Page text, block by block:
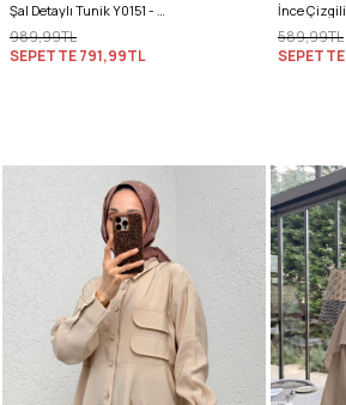
Şal Detaylı Tunik Y0151 - BEBE MAVİSİ
989,99TL
SEPETTE791,99TL
589,99TL
SEPETTE